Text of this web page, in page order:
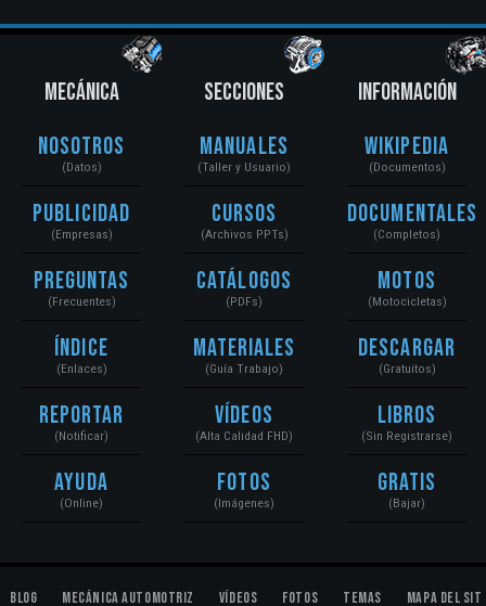
MECÁNICA
Nosotros
(Datos)
Publicidad
(Empresas)
Preguntas
(Frecuentes)
Índice
(Enlaces)
Reportar
(Notificar)
Ayuda
(Online)
SECCIONES
Manuales
(Taller y Usuario)
Cursos
(Archivos PPTs)
Catálogos
(PDFs)
Materiales
(Guía Trabajo)
Vídeos
(Alta Calidad FHD)
Fotos
(Imágenes)
INFORMACIÓN
Wikipedia
(Documentos)
Documentales
(Completos)
Motos
(Motocicletas)
Descargar
(Gratuitos)
Libros
(Sin Registrarse)
Gratis
(Bajar)
Blog Mecánica Automotriz Vídeos Fotos Temas Mapa del